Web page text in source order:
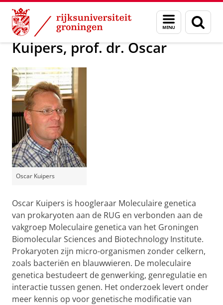
Skip
Content
Skip
Navigation
Menu
en
zoeken
Over ons Actueel Voor de pers
Kuipers, prof. dr. Oscar
Oscar Kuipers
Oscar Kuipers is hoogleraar Moleculaire genetica
van prokaryoten aan de RUG en verbonden aan de
vakgroep Moleculaire genetica van het Groningen
Biomolecular Sciences and Biotechnology Institute.
Prokaryoten zijn micro-organismen zonder celkern,
zoals bacteriën en blauwwieren. De moleculaire
genetica bestudeert de genwerking, genregulatie en
interactie tussen genen. Het onderzoek levert onder
meer kennis op voor genetische modificatie van